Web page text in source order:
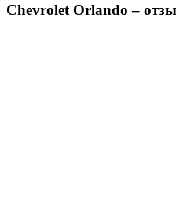
Chevrolet Orlando –